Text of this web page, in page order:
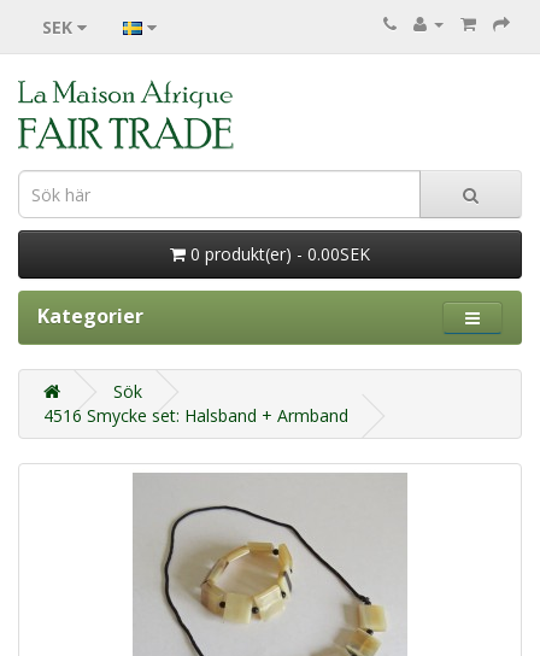
SEK
0 produkt(er) - 0.00SEK
Kategorier
Sök
4516 Smycke set: Halsband + Armband